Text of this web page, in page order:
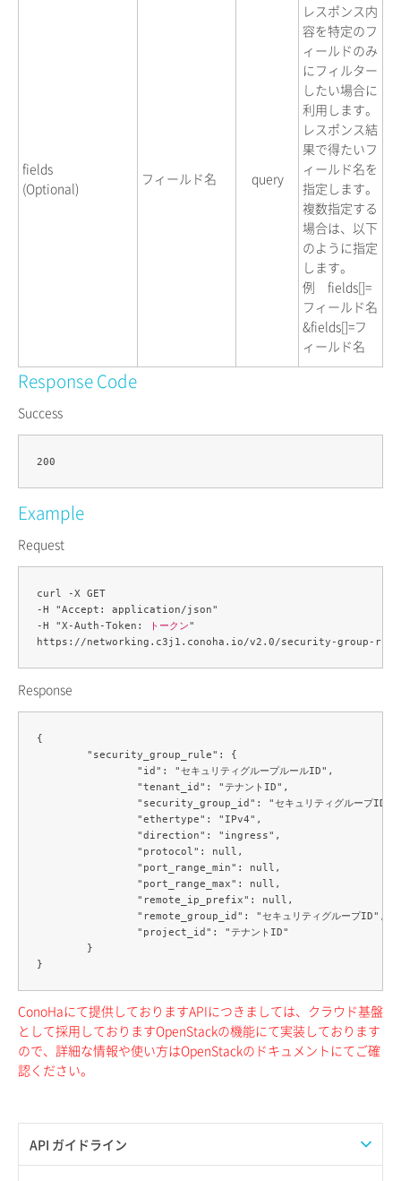
API ガイドライン
fields
(Optional)
フィールド名 query
レスポンス内
容を特定のフ
ィールドのみ
にフィルター
したい場合に
利用します。
レスポンス結
果で得たいフ
ィールド名を
指定します。
複数指定する
場合は、以下
のように指定
します。
例 fields[]=
フィールド名
&fields[]=フ
ィールド名
Response Code
Success
Example
Request
curl -X GET
-H "Accept: application/json"
-H "X-Auth-Token:
トークン"
https://networking.c3j1.conoha.io/v2.0/security-group-
Response
{
ConoHaにて提供しておりますAPIにつきましては、クラウド基盤
として採用しておりますOpenStackの機能にて実装しております
ので、詳細な情報や使い方はOpenStackのドキュメントにてご確
認ください。